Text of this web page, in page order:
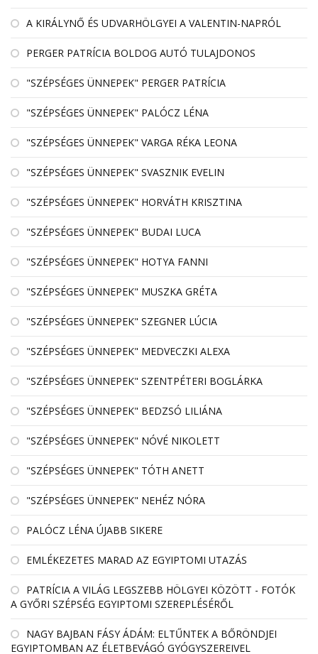
A KIRÁLYNŐ ÉS UDVARHÖLGYEI A VALENTIN-NAPRÓL
PERGER PATRÍCIA BOLDOG AUTÓ TULAJDONOS
"SZÉPSÉGES ÜNNEPEK" PERGER PATRÍCIA
"SZÉPSÉGES ÜNNEPEK" PALÓCZ LÉNA
"SZÉPSÉGES ÜNNEPEK" VARGA RÉKA LEONA
"SZÉPSÉGES ÜNNEPEK" SVASZNIK EVELIN
"SZÉPSÉGES ÜNNEPEK" HORVÁTH KRISZTINA
"SZÉPSÉGES ÜNNEPEK" BUDAI LUCA
"SZÉPSÉGES ÜNNEPEK" HOTYA FANNI
"SZÉPSÉGES ÜNNEPEK" MUSZKA GRÉTA
"SZÉPSÉGES ÜNNEPEK" SZEGNER LÚCIA
"SZÉPSÉGES ÜNNEPEK" MEDVECZKI ALEXA
"SZÉPSÉGES ÜNNEPEK" SZENTPÉTERI BOGLÁRKA
"SZÉPSÉGES ÜNNEPEK" BEDZSÓ LILIÁNA
"SZÉPSÉGES ÜNNEPEK" NÓVÉ NIKOLETT
"SZÉPSÉGES ÜNNEPEK" TÓTH ANETT
"SZÉPSÉGES ÜNNEPEK" NEHÉZ NÓRA
PALÓCZ LÉNA ÚJABB SIKERE
EMLÉKEZETES MARAD AZ EGYIPTOMI UTAZÁS
PATRÍCIA A VILÁG LEGSZEBB HÖLGYEI KÖZÖTT - FOTÓK
A GYŐRI SZÉPSÉG EGYIPTOMI SZEREPLÉSÉRŐL
NAGY BAJBAN FÁSY ÁDÁM: ELTŰNTEK A BŐRÖNDJEI
EGYIPTOMBAN AZ ÉLETBEVÁGÓ GYÓGYSZEREIVEL